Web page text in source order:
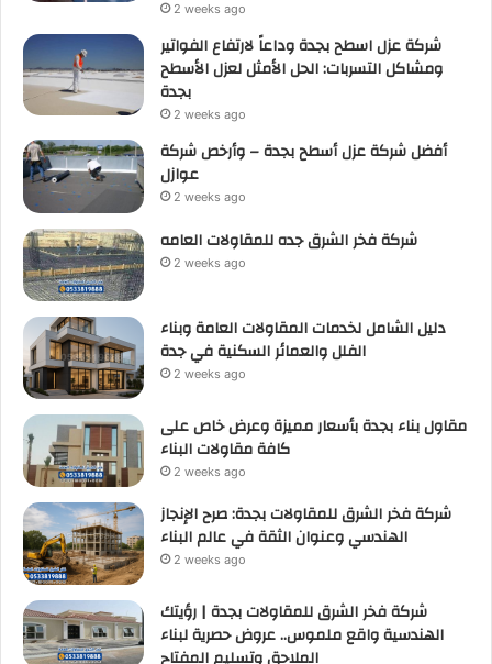
2 weeks ago
شركة عزل اسطح بجدة وداعاً لارتفاع الفواتير
ومشاكل التسربات: الحل الأمثل لعزل الأسطح
بجدة
2 weeks ago
أفضل شركة عزل أسطح بجدة – وأرخص شركة
عوازل
2 weeks ago
شركة فخر الشرق جده للمقاولات العامه
2 weeks ago
دليل الشامل لخدمات المقاولات العامة وبناء
الفلل والعمائر السكنية في جدة
2 weeks ago
مقاول بناء بجدة بأسعار مميزة وعرض خاص على
كافة مقاولات البناء
2 weeks ago
شركة فخر الشرق للمقاولات بجدة: صرح الإنجاز
الهندسي وعنوان الثقة في عالم البناء
2 weeks ago
شركة فخر الشرق للمقاولات بجدة | رؤيتك
الهندسية واقع ملموس.. عروض حصرية لبناء